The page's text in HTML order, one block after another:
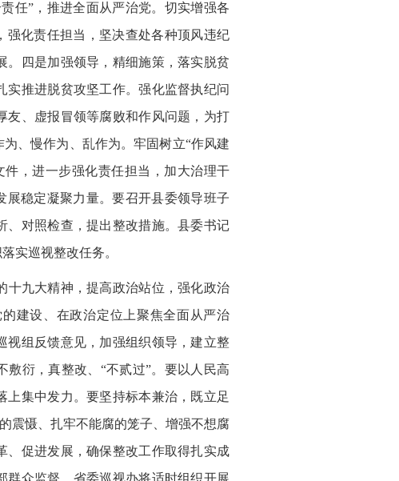
任”，推进全面从严治党。切实增强各
强化责任担当，坚决查处各种顶风违纪
。四是加强领导，精细施策，落实脱贫
推进脱贫攻坚工作。强化监督执纪问
友、虚报冒领等腐败和作风问题，为打
、慢作为、乱作为。牢固树立“作风建
，进一步强化责任担当，加大治理干
展稳定凝聚力量。要召开县委领导班子
、对照检查，提出整改措施。县委书记
实巡视整改任务。
九大精神，提高政治站位，强化政治
建设、在政治定位上聚焦全面从严治
视组反馈意见，加强组织领导，建立整
衍，真整改、“不贰过”。要以人民高
上集中发力。要坚持标本兼治，既立足
震慑、扎牢不能腐的笼子、增强不想腐
、促进发展，确保整改工作取得扎实成
群众监督，省委巡视办将适时组织开展